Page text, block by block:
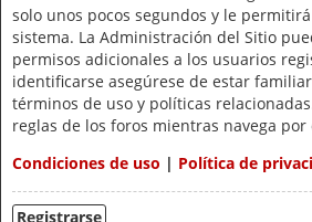
solo unos pocos segundos y le
sistema. La Administración del Sitio
permisos adicionales a los usuarios
identificarse asegúrese de estar
términos de uso y políticas
reglas de los foros mientras navega por
Condiciones de uso | Política de
Registrarse